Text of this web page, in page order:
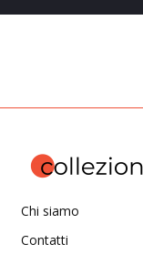
Chi siamo
Contatti